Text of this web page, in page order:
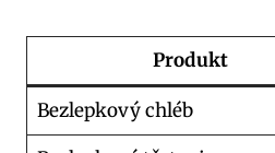
Produkt
Bezlepkový chléb